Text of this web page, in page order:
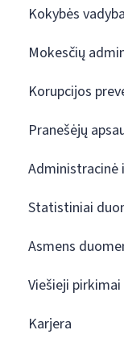
Kokybės vadyba
Mokesčių
Korupcijos
Pranešėjų
Administracinė
Statistiniai
Asmens
Viešieji pirkimai
Karjera